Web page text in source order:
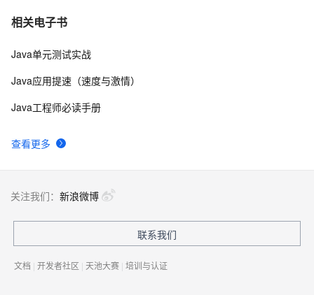
相关电子书
查看更多
Java单元测试实战
Java应用提速（速度与激情）
Java工程师必读手册
关注我们： 新浪微博
联系我们
文档 | 开发者社区 | 天池大赛 | 培训与认证